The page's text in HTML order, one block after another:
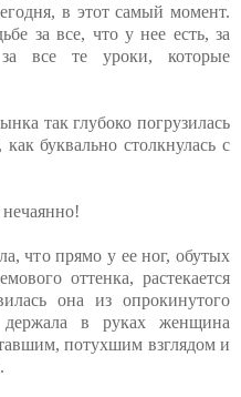
в этот самый момент.
за все, что у нее есть, за
все те уроки, которые
так глубоко погрузилась
буквально столкнулась с
что прямо у ее ног, обутых
оттенка, растекается
она из опрокинутого
держала в руках женщина
потухшим взглядом и